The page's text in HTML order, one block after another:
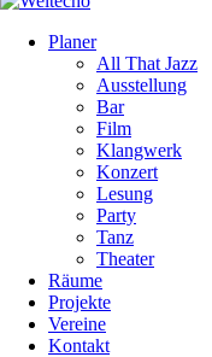
Planer
All That Jazz
Ausstellung
Bar
Film
Klangwerk
Konzert
Lesung
Party
Tanz
Theater
Räume
Projekte
Vereine
Kontakt